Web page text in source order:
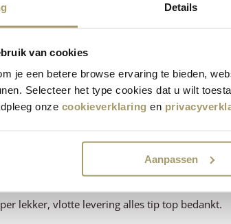
Details
van cookies
je een betere browse ervaring te bieden,
Selecteer het type cookies dat u wilt
onze cookieverklaring en
Aanpassen
delivery fantastic
de smaak, maar ook de bezorging.
lekker, vlotte levering alles tip top bedankt.